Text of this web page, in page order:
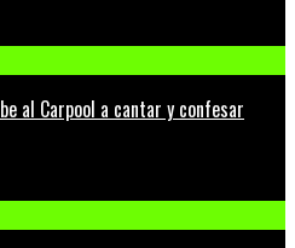
al Carpool a cantar y confesar